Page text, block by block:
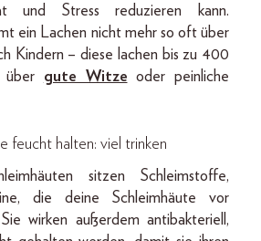
und Stress reduzieren kann.
ein Lachen nicht mehr so oft über
Kindern – diese lachen bis zu 400
gute Witze oder peinliche
feucht halten: viel trinken
sitzen Schleimstoffe,
die deine Schleimhäute vor
wirken außerdem antibakteriell,